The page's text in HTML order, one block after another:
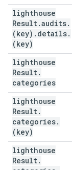
lighthouse
Result.audits.
(key) . details.
(key)
lighthouse
Result.
categories
lighthouse
Result.
categories.
(key)
lighthouse
Result.